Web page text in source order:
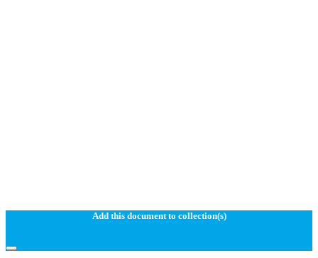
Add this document to collection(s)